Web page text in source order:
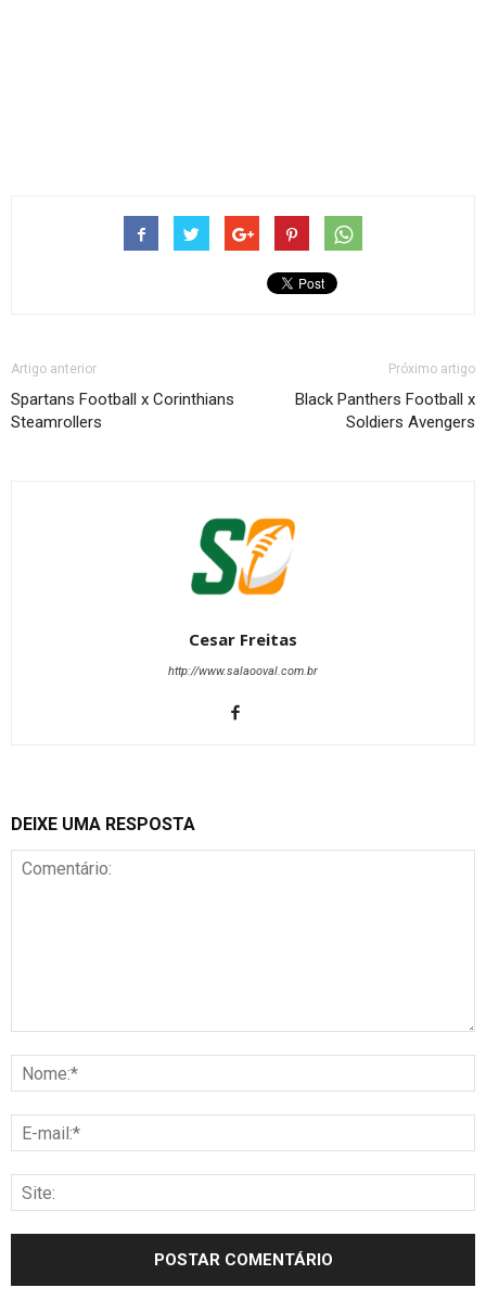
Artigo anterior
Spartans Football x Corinthians
Steamrollers
Próximo artigo
Black Panthers Football x
Soldiers Avengers
Cesar Freitas
http://www.salaooval.com.br
DEIXE UMA RESPOSTA